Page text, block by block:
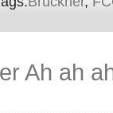
Ah ah